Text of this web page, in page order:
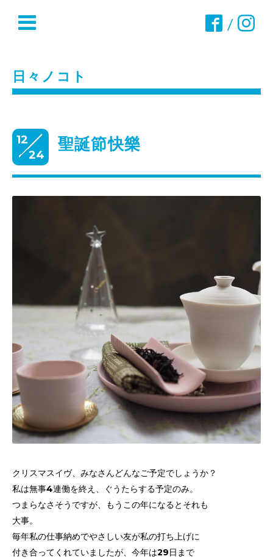
/
日々ノコト
12
24
聖誕節快樂
クリスマスイヴ、みなさんどんなご予定でしょうか？
私は無事4連働を終え、ぐうたらする予定のみ。
つまらなさそうですが、もうこの年になるとそれも
大事。
毎年私の仕事納めでやさしい友が私の打ち上げに
付き合ってくれていましたが、 今年は29日まで